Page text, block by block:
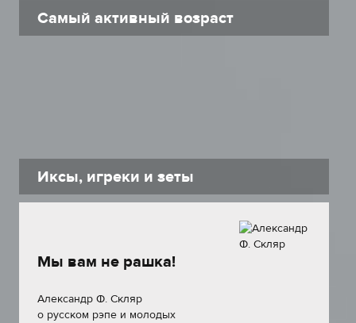
Самый активный возраст
Иксы, игреки и зеты
Мы вам не рашка!
Александр Ф. Скляр
о русском рэпе и молодых